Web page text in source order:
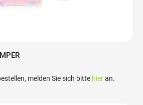
melden Sie sich bitte hieran.